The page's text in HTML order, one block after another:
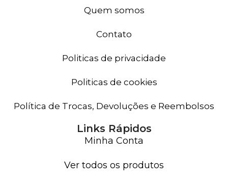
Quem somos
Contato
Politicas de privacidade
Politicas de cookies
Política de Trocas, Devoluções e Reembolsos
Links Rápidos
Minha Conta
Ver todos os produtos